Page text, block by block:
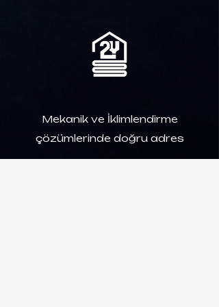
Mekanik ve İklimlendirme
çözümlerinde doğru adres